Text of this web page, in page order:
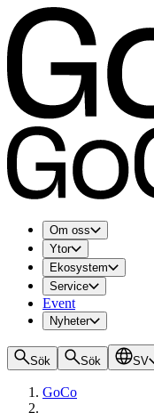
Om oss
Ytor
Ekosystem
Service
Event
Nyheter
Sök Sök SV
GoCo